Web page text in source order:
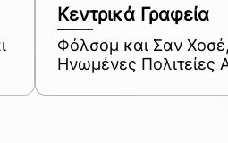
Κεντρικά Γραφεία
Φόλσομ και Σαν
Ηνωμένες Πολιτείες